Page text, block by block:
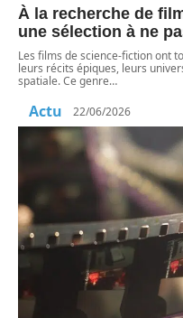
À la recherche de
une sélection à ne
Les films de science-fiction ont
leurs récits épiques, leurs
spatiale. Ce genre…
Actu 22/06/2026